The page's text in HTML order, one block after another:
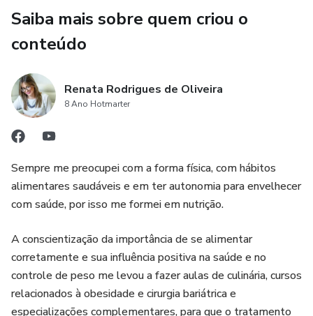
Como será minha alimentação no pós-operatório?
Vou poder usar bebida alcoólica?
Meu cabelo vai cair?
Vou ficar baguela?
minerais?
Então, qual o melhor suplemento?
Vou ter que tomar suplementos de vitaminas e minerais
para o resto da vida?
Vou ter que tomar whey protein?
Saiba mais sobre quem criou o
conteúdo
Renata Rodrigues de Oliveira
8 Ano Hotmarter
Sempre me preocupei com a forma física, com hábitos
alimentares saudáveis e em ter autonomia para envelhecer
com saúde, por isso me formei em nutrição.
A conscientização da importância de se alimentar
corretamente e sua influência positiva na saúde e no
controle de peso me levou a fazer aulas de culinária, cursos
relacionados à obesidade e cirurgia bariátrica e
especializações complementares, para que o tratamento